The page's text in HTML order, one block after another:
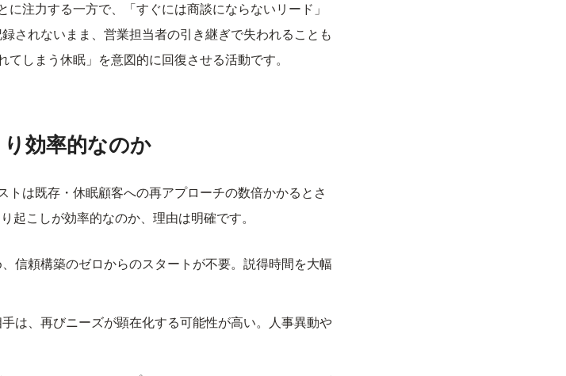
注力する一方で、「すぐには商談にならないリード」
されないまま、営業担当者の引き継ぎで失われることも
しまう休眠」を意図的に回復させる活動です。
効率的なのか
は既存・休眠顧客への再アプローチの数倍かかるとさ
起こしが効率的なのか、理由は明確です。
信頼構築のゼロからのスタートが不要。説得時間を大幅
手は、再びニーズが顕在化する可能性が高い。人事異動や